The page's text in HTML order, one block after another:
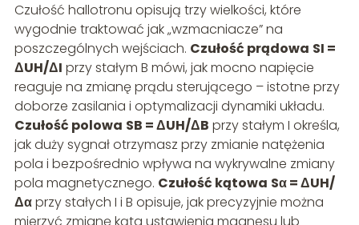
Czułość hallotronu opisują trzy wielkości, które
wygodnie traktować jak „wzmacniacze” na
poszczególnych wejściach. Czułość prądowa SI =
ΔUH/ΔI przy stałym B mówi, jak mocno napięcie
reaguje na zmianę prądu sterującego – istotne przy
doborze zasilania i optymalizacji dynamiki układu.
Czułość polowa SB = ΔUH/ΔB przy stałym I określa,
jak duży sygnał otrzymasz przy zmianie natężenia
pola i bezpośrednio wpływa na wykrywalne zmiany
pola magnetycznego. Czułość kątowa Sα = ΔUH/
Δαprzy stałych I i B opisuje, jak precyzyjnie można